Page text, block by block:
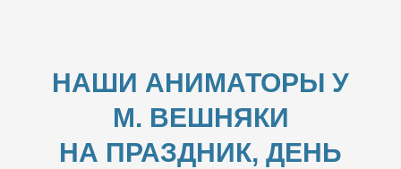
НАШИ АНИМАТОРЫ У
М. ВЕШНЯКИ
НА ПРАЗДНИК, ДЕНЬ